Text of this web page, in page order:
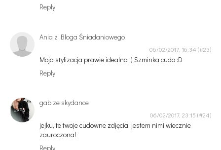
Reply
Ania z Bloga Śniadaniowego
06/02/2017, 16:34
Moja stylizacja prawie idealna :) Szminka cudo :D
Reply
gab ze skydance
06/02/2017, 23:15
jejku, te twoje cudowne zdjęcia! jestem nimi wiecznie
zauroczona!
Reply